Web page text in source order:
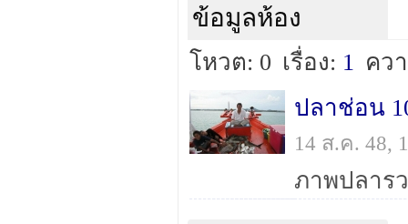
ข้อมูลห้อง
โหวต: 0 เรื่อง: 1 คว
ปลาช่อน
14 ส.ค. 48,
ภาพปลาร